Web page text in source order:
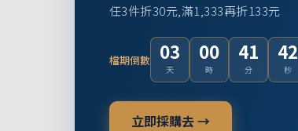
任3件折30元,滿1,333再折133元
檔期倒數 03
天
00
時
41
分
40
秒
立即採購去 →